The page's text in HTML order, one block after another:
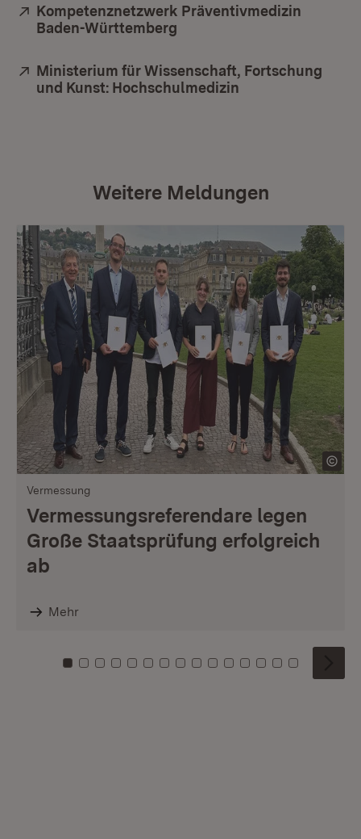
Extern:
Kompetenznetzwerk Präventivmedizin
Baden-Württemberg
Extern:
Ministerium für Wissenschaft, Fortschung
und Kunst: Hochschulmedizin
Weitere Meldungen
Vermessung
Vermessungsreferendare legen
Große Staatsprüfung erfolgreich
ab
Mehr
Zu Kachel: 0
Zu Kachel: 1
Zu Kachel: 2
Zu Kachel: 3
Zu Kachel: 4
Zu Kachel: 5
Zu Kachel: 6
Zu Kachel: 7
Zu Kachel: 8
Zu Kachel: 9
Zu Kachel: 10
Zu Kachel: 11
Zu Kachel: 12
Zu Kachel:
Zu